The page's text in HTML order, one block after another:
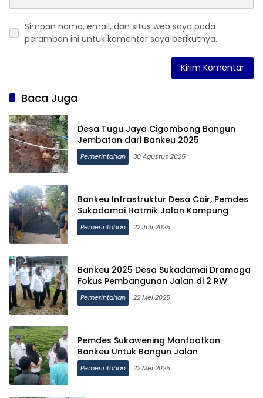
Simpan nama, email, dan situs web saya pada
peramban ini untuk komentar saya berikutnya.
Baca Juga
Desa Tugu Jaya Cigombong Bangun
Jembatan dari Bankeu 2025
Pemerintahan 30 Agustus 2025
Bankeu Infrastruktur Desa Cair, Pemdes
Sukadamai Hotmik Jalan Kampung
Pemerintahan 22 Juli 2025
Bankeu 2025 Desa Sukadamai Dramaga
Fokus Pembangunan Jalan di 2 RW
Pemerintahan 22 Mei 2025
Pemdes Sukawening Manfaatkan
Bankeu Untuk Bangun Jalan
Pemerintahan 22 Mei 2025